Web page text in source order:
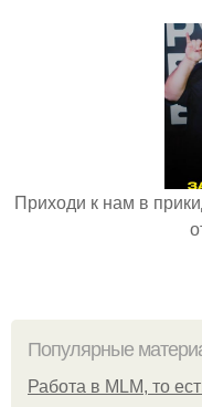
Приходи к нам в
Популярные
Работа в MLM, то